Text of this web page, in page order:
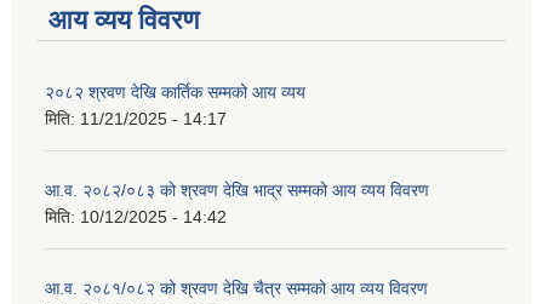
आय व्यय विवरण
२०८२ श्रवण देखि कार्तिक सम्मको आय व्यय
मिति: 11/21/2025 - 14:17
आ.व. २०८२/०८३ को श्रवण देखि भाद्र सम्मको आय व्यय विवरण
मिति: 10/12/2025 - 14:42
आ.व. २०८१/०८२ को श्रवण देखि चैत्र सम्मको आय व्यय विवरण